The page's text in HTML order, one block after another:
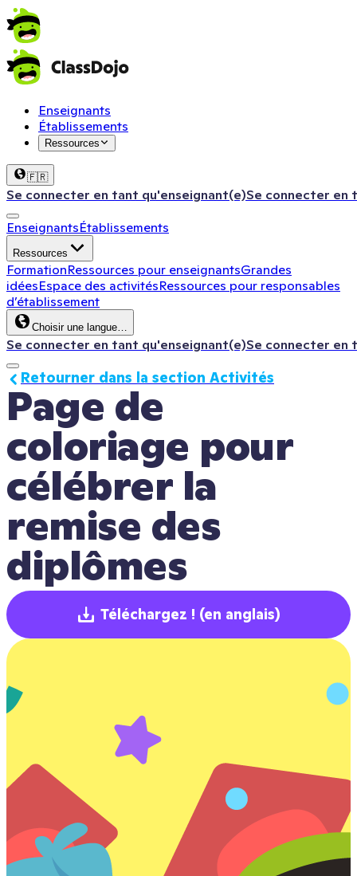
Enseignants
Établissements
Ressources
🇫🇷
Se connecter en tant qu'enseignant(e)Se connecter en
EnseignantsÉtablissements
Ressources
FormationRessources pour enseignantsGrandes
idéesEspace des activitésRessources pour responsables
d’établissement
Choisir une langue…
Se connecter en tant qu'enseignant(e)Se connecter en
Page de
coloriage pour
célébrer la
remise des
diplômes
Retourner dans la section Activités
Téléchargez ! (en anglais)